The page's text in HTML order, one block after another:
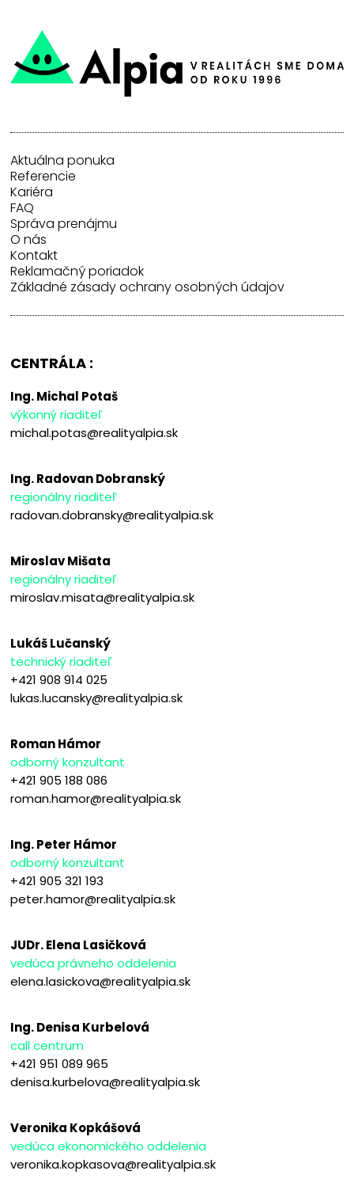
Aktuálna ponuka
Referencie
Kariéra
FAQ
Správa prenájmu
O nás
Kontakt
Reklamačný poriadok
Základné zásady ochrany osobných údajov
CENTRÁLA :
Ing. Michal Potaš
výkonný riaditeľ
michal.potas@realityalpia.sk
Ing. Radovan Dobranský
regionálny riaditeľ
radovan.dobransky@realityalpia.sk
Miroslav Mišata
regionálny riaditeľ
miroslav.misata@realityalpia.sk
Lukáš Lučanský
technický riaditeľ
+421 908 914 025
lukas.lucansky@realityalpia.sk
Roman Hámor
odborný konzultant
+421 905 188 086
roman.hamor@realityalpia.sk
Ing. Peter Hámor
odborný konzultant
+421 905 321 193
peter.hamor@realityalpia.sk
JUDr. Elena Lasičková
vedúca právneho oddelenia
elena.lasickova@realityalpia.sk
Ing. Denisa Kurbelová
call centrum
+421 951 089 965
denisa.kurbelova@realityalpia.sk
Veronika Kopkášová
vedúca ekonomického oddelenia
veronika.kopkasova@realityalpia.sk